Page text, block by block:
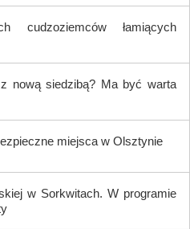
cudzoziemców łamiących
nową siedzibą? Ma być warta
miejsca w Olsztynie
w Sorkwitach. W programie